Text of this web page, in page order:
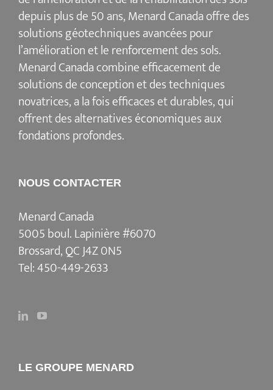
depuis plus de 50 ans, Menard Canada offre des
solutions géotechniques avancées pour
l’amélioration et le renforcement des sols.
Menard Canada combine efficacement de
solutions de conception et des techniques
novatrices, a la fois efficaces et durables, qui
offrent des alternatives économiques aux
fondations profondes.
NOUS CONTACTER
Menard Canada
5005 boul. Lapinière #6070
Brossard, QC J4Z 0N5
Tel:450-449-2633
LE GROUPE MENARD